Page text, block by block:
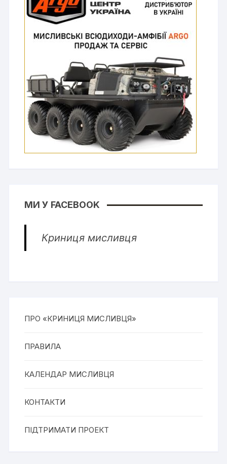
МИ У FACEBOOK
Криниця мисливця
ПРО «КРИНИЦЯ МИСЛИВЦЯ»
ПРАВИЛА
КАЛЕНДАР МИСЛИВЦЯ
КОНТАКТИ
ПІДТРИМАТИ ПРОЕКТ